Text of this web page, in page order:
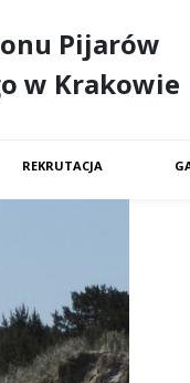
Pijarów
w Krakowie
REKRUTACJA